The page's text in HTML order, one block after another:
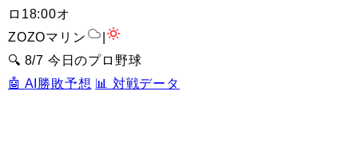
ロ 18:00オ
ZOZOマリン
🔍 8/7 今日のプロ野球
🤖 AI勝敗予想 📊 対戦データ